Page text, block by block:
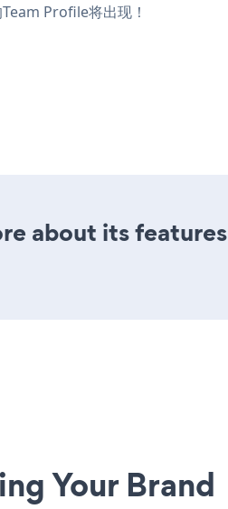
Profile将出现！
about its features
Your Brand